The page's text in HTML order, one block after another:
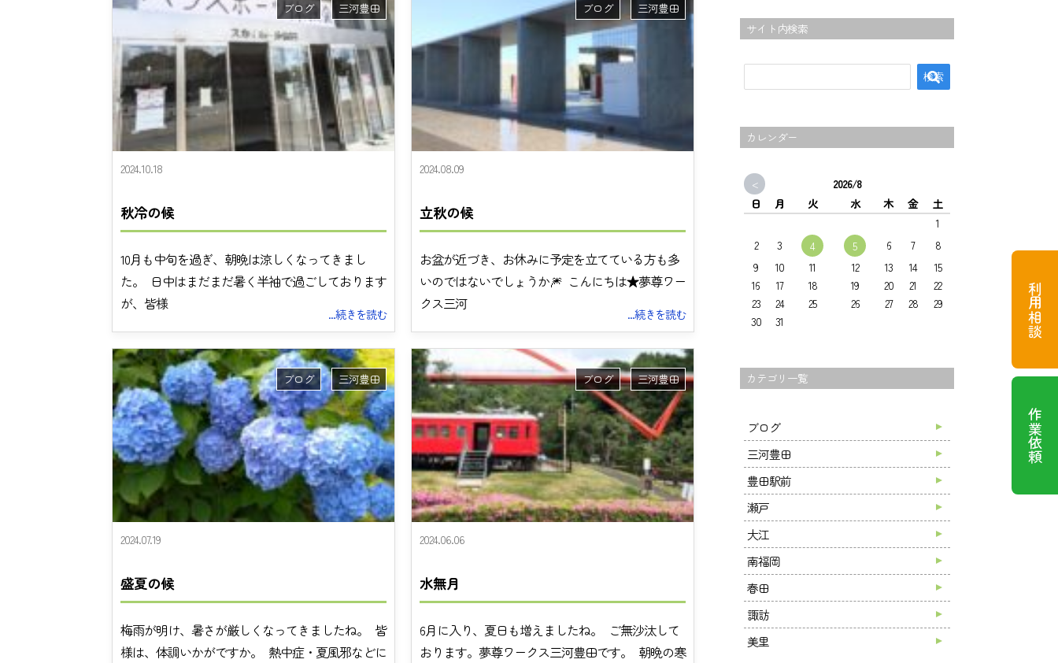
2024.10.18
秋冷の候
ブログ 三河豊田
10月も中旬を過ぎ、朝晩は涼しくなってきまし
た。 日中はまだまだ暑く半袖で過ごしております
が、皆様
...続きを読む
2024.08.09
立秋の候
ブログ 三河豊田
お盆が近づき、お休みに予定を立てている方も多
いのではないでしょうか🎆 こんにちは★夢尊ワー
クス三河
...続きを読む
2024.07.19
盛夏の候
ブログ 三河豊田
梅雨が明け、暑さが厳しくなってきましたね。 皆
様は、体調いかがですか。 熱中症・夏風邪などに
2024.06.06
水無月
ブログ 三河豊田
6月に入り、夏日も増えましたね。 ご無沙汰して
おります。夢尊ワークス三河豊田です。 朝晩の寒
サイト内検索
カレンダー
<
2026/8
日
月 火 水 木 金
土
1
2
3 4 5 6 7
8
9
10 11 12 13 14
15
16
17 18 19 20 21
22
23
24 25 26 27 28
29
30
31
カテゴリ一覧
ブログ
三河豊田
豊田駅前
瀬戸
大江
南福岡
春田
諏訪
美里
利用相談
作業依頼
トップ
夢尊ワークスとは
事業所紹介
ご利用案内
採用情報
会社案内